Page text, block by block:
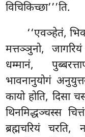
विचिकिच्छा’’’ति.
‘‘एवञ्हेतं,
मत्तञ्ञुनो,
धम्मानं,
भावनानुयोगं
कायो होति, दिसा
थिनमिद्धञ्चस्स
ब्रह्मचरियं